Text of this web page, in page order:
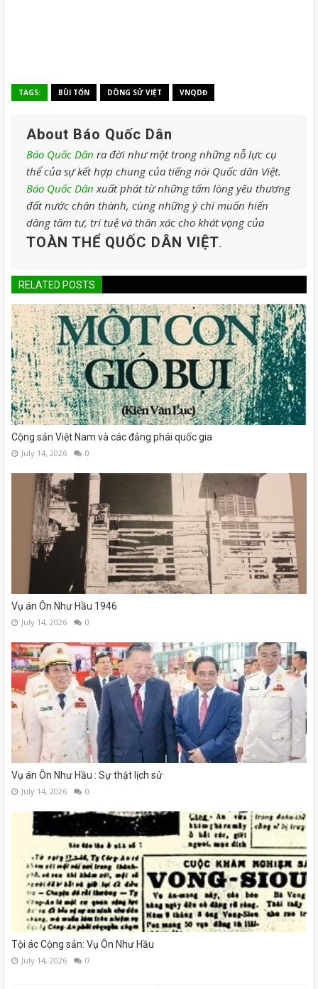
TAGS: BÙI TỐN DÒNG SỬ VIỆT VNQDĐ
About Báo Quốc Dân
Báo Quốc Dân ra đời như một trong những nỗ lực cụ
thể của sự kết hợp chung của tiếng nói Quốc dân Việt.
Báo Quốc Dân xuất phát từ những tấm lòng yêu thương
đất nước chân thành, cùng những ý chí muốn hiến
dâng tâm tư, trí tuệ và thân xác cho khát vọng của
TOÀN THỂ QUỐC DÂN VIỆT.
RELATED POSTS
Cộng sản Việt Nam và các đảng phái quốc gia
July 14, 2026 0
Vụ án Ôn Như Hầu 1946
July 14, 2026 0
Vụ án Ôn Như Hầu : Sự thật lịch sử
July 14, 2026 0
Tội ác Cộng sản: Vụ Ôn Như Hầu
July 14, 2026 0